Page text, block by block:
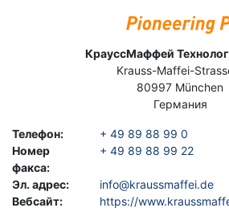
Серия EX - термопластавтоматы
точность и чистоту с усилием
Серия GX. Новая серия GX от
беспрецедентным образом
инновационные технологии и
качество. Машины
точки зрения эффективности,
использования и сохранения
Серия MX. В серию MX входят
от 8500 до 40000 кН.
и механическая блокировка
КрауссМаффей
Krauss-Maffei-
80997 München
Германия
Телефон:
+ 49 89 88 99 0
Номер
факса:
+ 49 89 88 99 22
Эл. адрес:
info@kraussmaffei.de
Вебсайт: https://